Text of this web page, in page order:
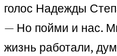
голос Надежды
— Но пойми и нас.
жизнь работали,